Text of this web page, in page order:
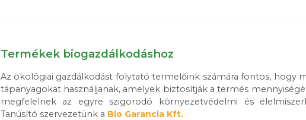
Termékek biogazdálkodáshoz
Az ökológiai gazdálkodást folytató termelőink számára fontos, hogy
tápanyagokat használjanak, amelyek biztosítják a termés
megfelelnek az egyre szigorodó környezetvédelmi és
Tanúsító szervezetünk a Bio Garancia Kft.